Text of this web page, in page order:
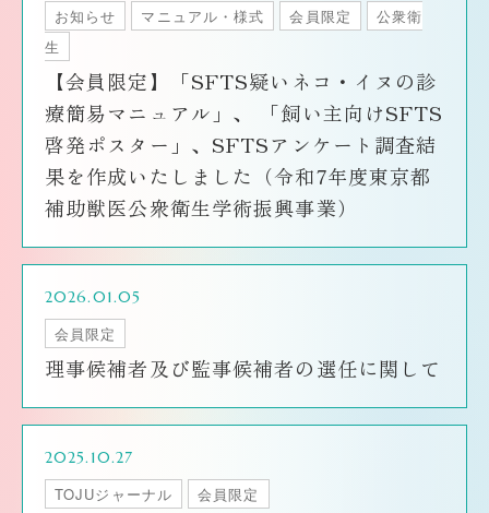
お知らせ マニュアル・様式 会員限定
公衆衛
生
【会員限定】「SFTS疑いネコ・イヌの診
療簡易マニュアル」、 「飼い主向けSFTS
啓発ポスター」、SFTSアンケート調査結
果を作成いたしました（令和7年度東京都
補助獣医公衆衛生学術振興事業）
2026.01.05
会員限定
理事候補者及び監事候補者の選任に関して
2025.10.27
TOJUジャーナル 会員限定